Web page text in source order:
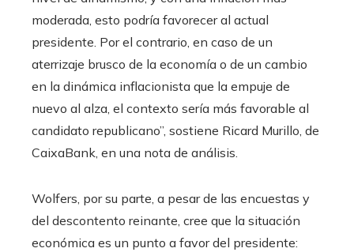
moderada, esto podría favorecer al actual
presidente. Por el contrario, en caso de un
aterrizaje brusco de la economía o de un cambio
en la dinámica inflacionista que la empuje de
nuevo al alza, el contexto sería más favorable al
candidato republicano”, sostiene Ricard Murillo, de
CaixaBank, en una nota de análisis.
Wolfers, por su parte, a pesar de las encuestas y
del descontento reinante, cree que la situación
económica es un punto a favor del presidente: